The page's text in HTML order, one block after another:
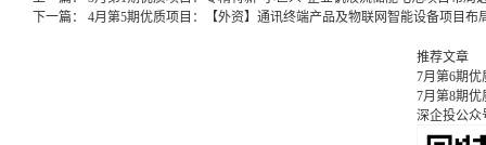
下一篇： 4月第5期优质项目：【外资】通讯终端产品及物联网智能设备项目布
推荐文章
7月第6期
7月第8期
深企投公众